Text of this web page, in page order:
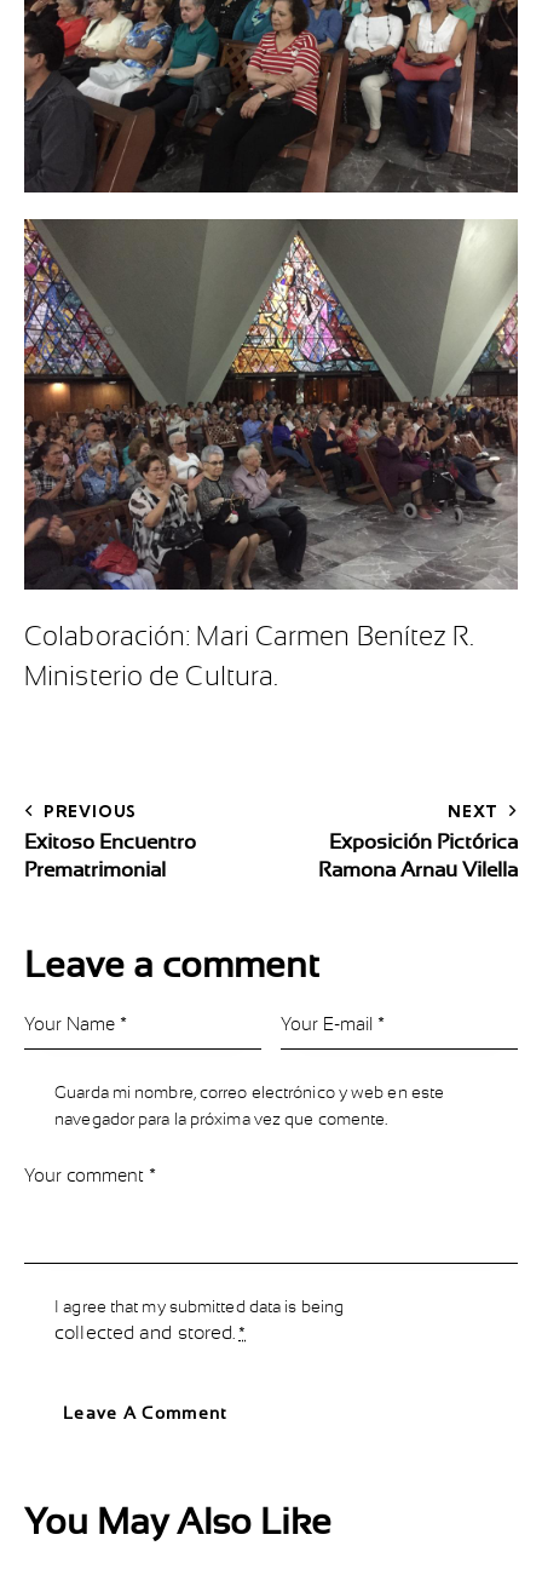
Colaboración: Mari Carmen Benítez R.
Ministerio de Cultura.
PREVIOUS
Exitoso Encuentro
Prematrimonial
NEXT
Exposición Pictórica
Ramona Arnau Vilella
Leave a comment
Guarda mi nombre, correo electrónico y web en este
navegador para la próxima vez que comente.
I agree that my submitted data is being
collected and stored .*
You May Also Like